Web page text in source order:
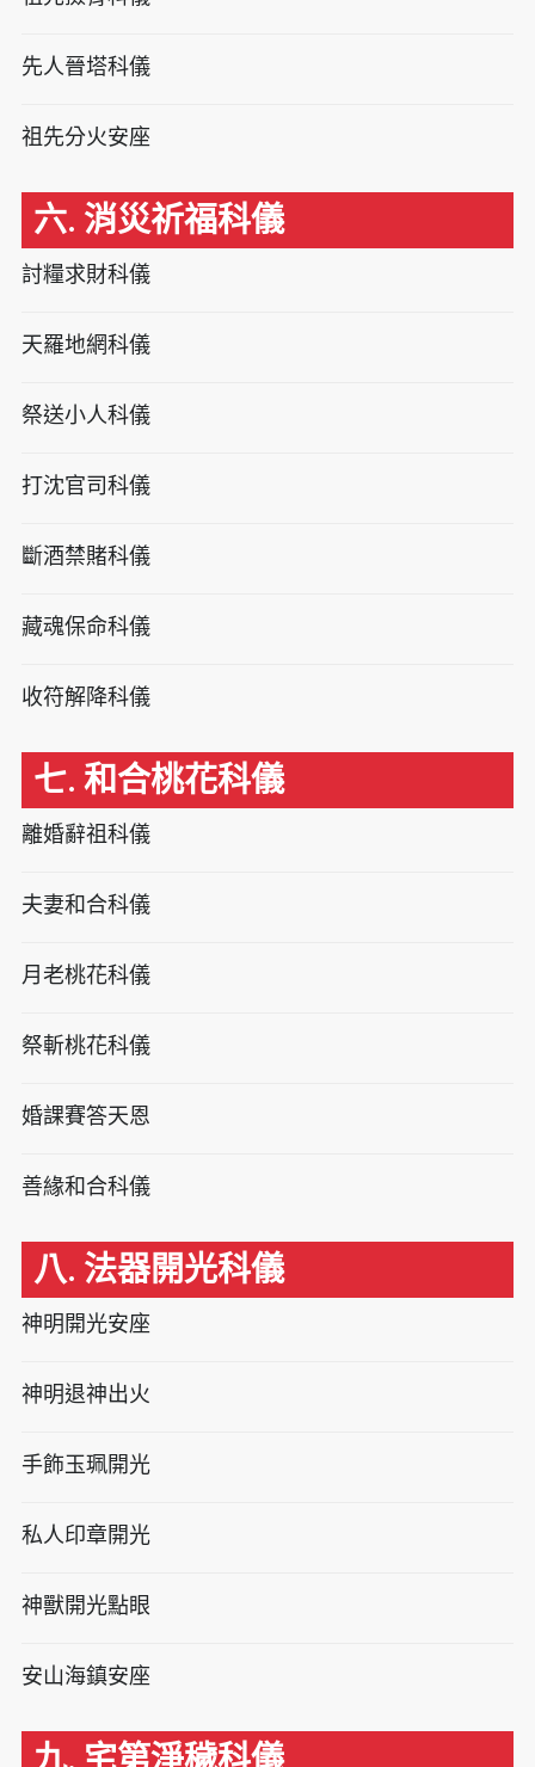
先人晉塔科儀
祖先分火安座
六. 消災祈福科儀
討糧求財科儀
天羅地網科儀
祭送小人科儀
打沈官司科儀
斷酒禁賭科儀
藏魂保命科儀
收符解降科儀
七. 和合桃花科儀
離婚辭祖科儀
夫妻和合科儀
月老桃花科儀
祭斬桃花科儀
婚課賽答天恩
善緣和合科儀
八. 法器開光科儀
神明開光安座
神明退神出火
手飾玉珮開光
私人印章開光
神獸開光點眼
安山海鎮安座